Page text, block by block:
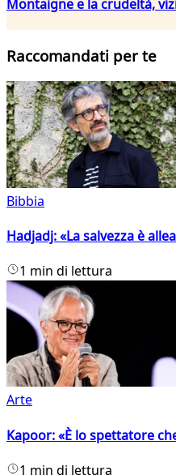
Montaigne e la crudeltà,
Raccomandati per te
Bibbia
Hadjadj: «La salvezza è
1 min di lettura
Arte
Kapoor: «È lo spettatore
1 min di lettura